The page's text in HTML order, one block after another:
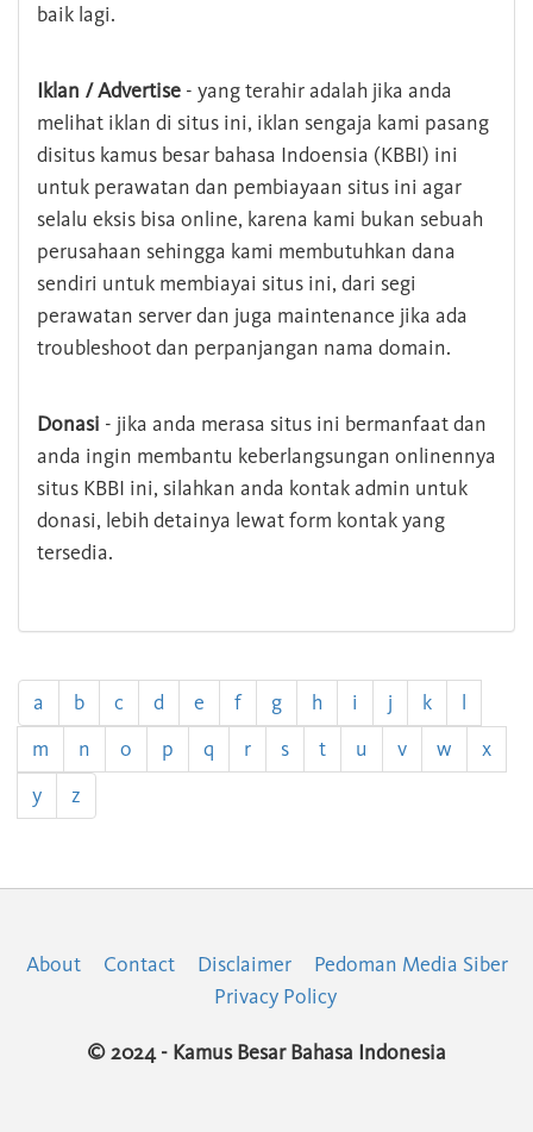
baik lagi.
Iklan / Advertise - yang terahir adalah jika anda
melihat iklan di situs ini, iklan sengaja kami pasang
disitus kamus besar bahasa Indoensia (KBBI) ini
untuk perawatan dan pembiayaan situs ini agar
selalu eksis bisa online, karena kami bukan sebuah
perusahaan sehingga kami membutuhkan dana
sendiri untuk membiayai situs ini, dari segi
perawatan server dan juga maintenance jika ada
troubleshoot dan perpanjangan nama domain.
Donasi - jika anda merasa situs ini bermanfaat dan
anda ingin membantu keberlangsungan onlinennya
situs KBBI ini, silahkan anda kontak admin untuk
donasi, lebih detainya lewat form kontak yang
tersedia.
a b c d e f g h i j k
l
m
n o p q r s t u v w
x
y
z
About Contact Disclaimer
Pedoman Media Siber
Privacy Policy
© 2024 - Kamus Besar Bahasa Indonesia